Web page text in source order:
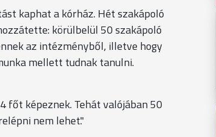
kaphat a kórház. Hét szakápoló
körülbelül 50 szakápoló
az intézményből, illetve hogy
mellett tudnak tanulni.
főt képeznek. Tehát valójában 50
nem lehet."